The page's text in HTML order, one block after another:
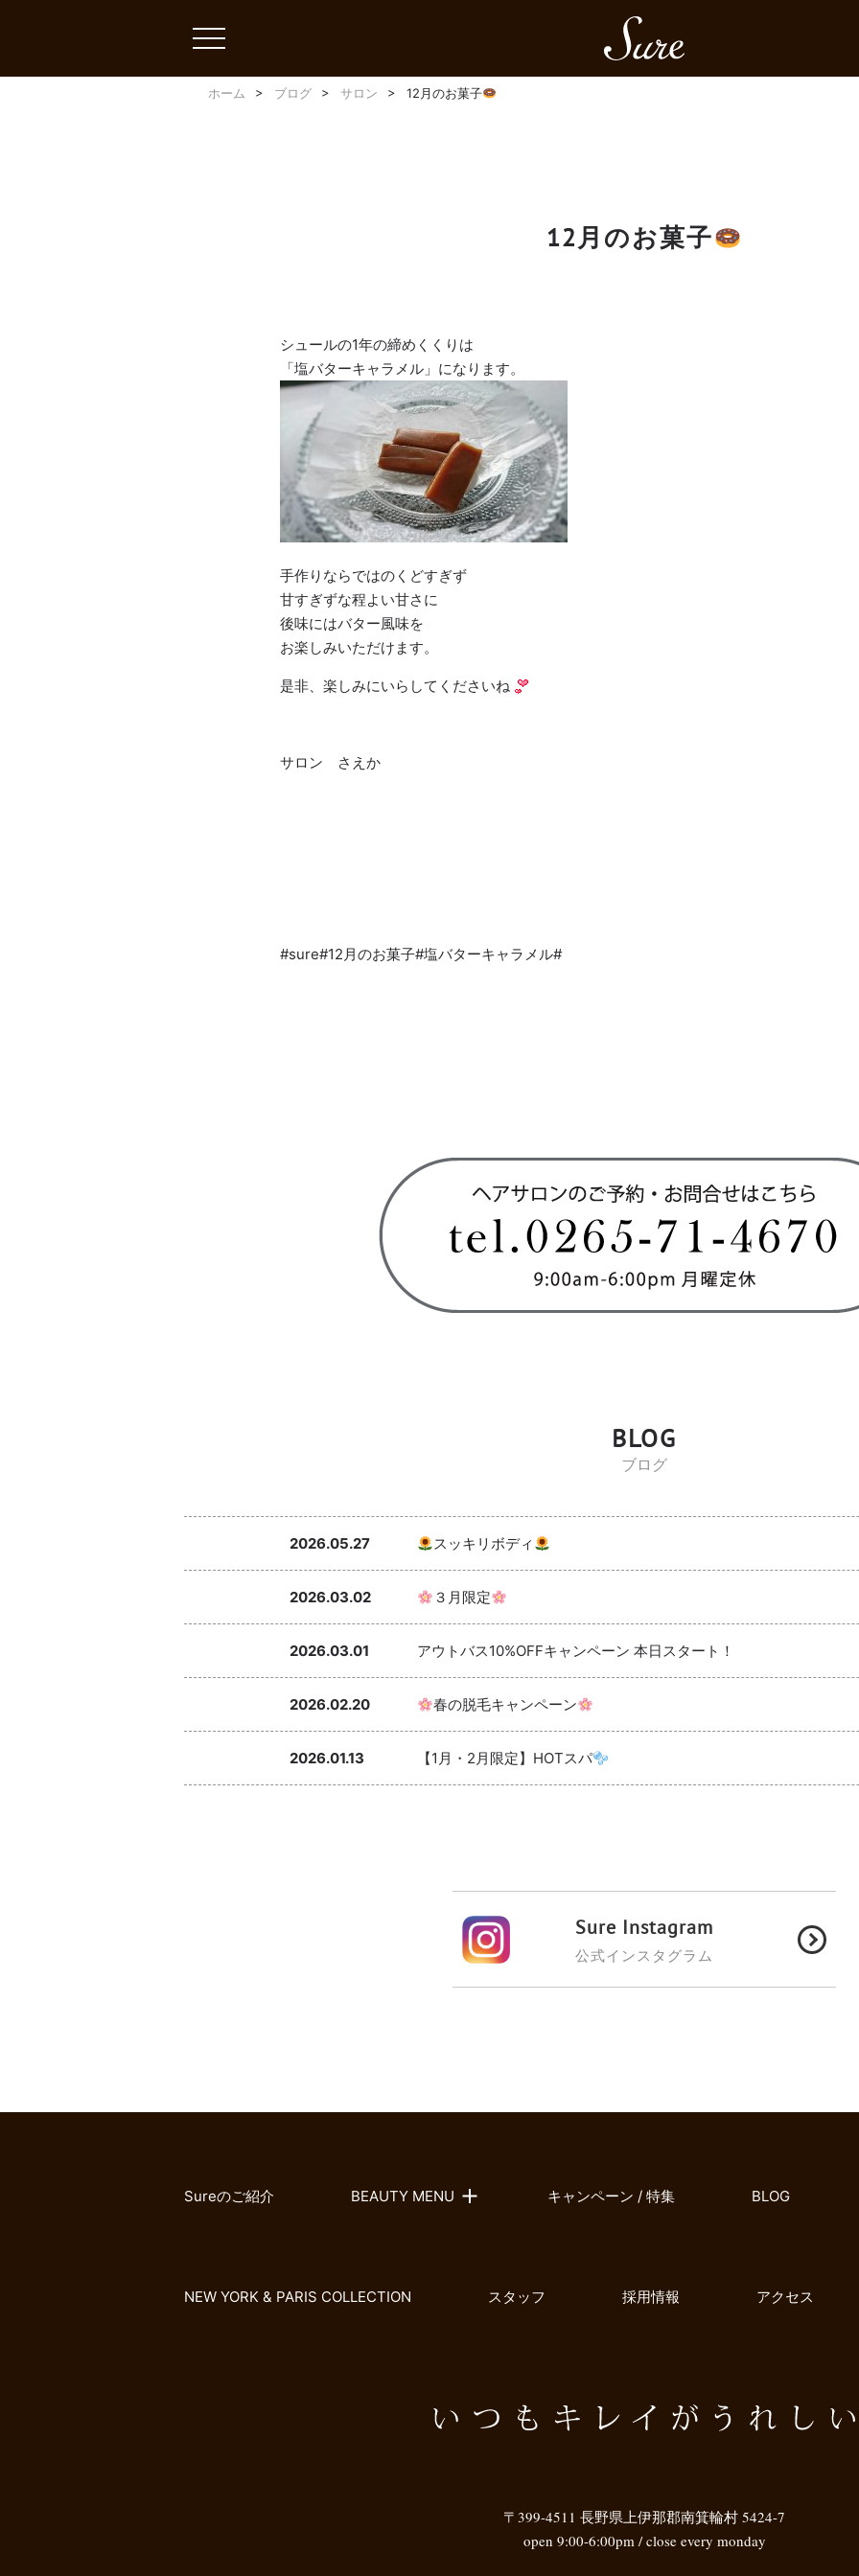
toggle
ホーム ブログ サロン 12月のお菓子
12月のお菓子
シュールの1年の締めくくりは
「塩バターキャラメル」になります。
手作りならではのくどすぎず
甘すぎずな程よい甘さに
後味にはバター風味を
お楽しみいただけます。
是非、楽しみにいらしてくださいね
サロン さえか
#sure#12月のお菓子#塩バターキャラメル#
BLOG
ブログ
2026.05.27 スッキリボディ
2026.03.02 ３月限定
2026.03.01 アウトバス10%OFFキャンペーン 本日スタート！
2026.02.20 春の脱毛キャンペーン
2026.01.13 【1月・2月限定】HOTスパ
Sure Instagram
公式インスタグラム
Sureのご紹介 BEAUTY MENU キャンペーン / 特集 BLOG
NEW YORK & PARIS COLLECTION スタッフ 採用情報 アクセス
〒399-4511 長野県上伊那郡南箕輪村 5424-7
open 9:00-6:00pm / close every monday